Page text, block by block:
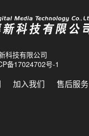
科技有限公司
备17024702号-1
加入我们 售后服务